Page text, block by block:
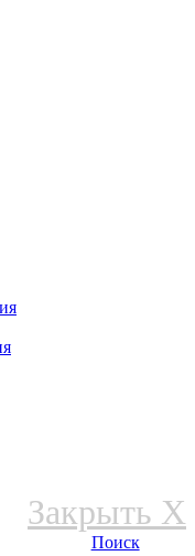
Закрыть X
Поиск